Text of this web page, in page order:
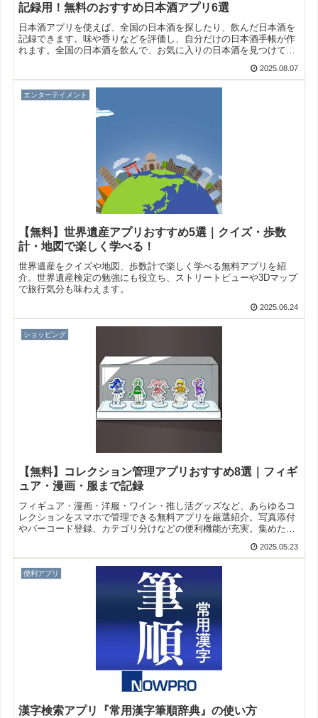
記録用！無料のおすすめ日本酒アプリ6選
日本酒アプリを使えば、全国の日本酒を探したり、飲んだ日本酒を
記録できます。味や香りなどを評価し、自分だけの日本酒手帳が作
れます。全国の日本酒を飲んで、お気に入りの日本酒を見つけてみ
2025.08.07
エンターテイメント
【無料】世界遺産アプリおすすめ5選｜クイズ・歩数
計・地図で楽しく学べる！
世界遺産をクイズや地図、歩数計で楽しく学べる無料アプリを紹
介。世界遺産検定の勉強にも役立ち、ストリートビューや3Dマップ
で旅行気分も味わえます。
2025.06.24
ショッピング
【無料】コレクション管理アプリおすすめ8選｜フィギ
ュア・漫画・服まで記録
フィギュア・漫画・洋服・ワイン・推し活グッズなど、あらゆるコ
レクションをスマホで管理できる無料アプリを厳選紹介。写真添付
やバーコード登録、カテゴリ分けなどの便利機能が充実。集めた物
2025.05.23
便利アプリ
漢字検索アプリ『常用漢字筆順辞典』の使い方